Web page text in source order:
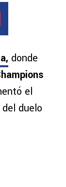
, donde
el
duelo